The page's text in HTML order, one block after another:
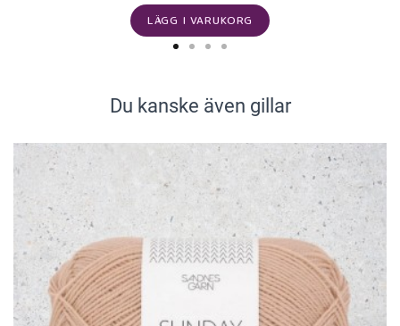
LÄGG I VARUKORG
Du kanske även gillar